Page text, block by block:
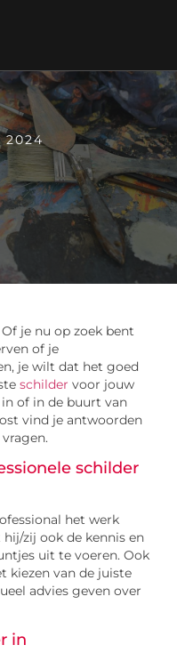
2024
je nu op zoek bent
of je
je wilt dat het goed
schilder voor jouw
of in de buurt van
vind je antwoorden
schilder
het werk
zij ook de kennis en
uit te voeren. Ook
kiezen van de juiste
advies geven over
in